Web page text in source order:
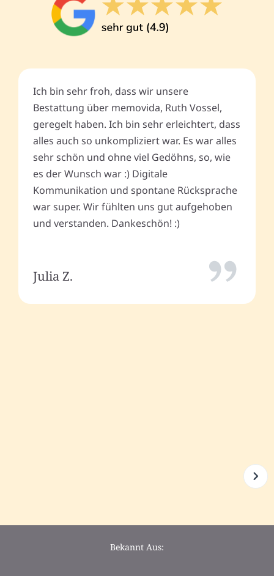
Ich bin sehr froh, dass wir unsere
Bestattung über memovida, Ruth Vossel,
geregelt haben. Ich bin sehr erleichtert, dass
alles auch so unkompliziert war. Es war alles
sehr schön und ohne viel Gedöhns, so, wie
es der Wunsch war :) Digitale
Kommunikation und spontane Rücksprache
war super. Wir fühlten uns gut aufgehoben
und verstanden. Dankeschön! :)
Julia Z.
Bekannt Aus: